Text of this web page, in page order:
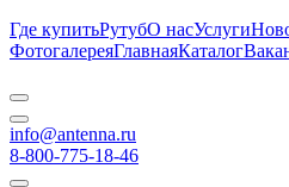
Где купитьРутубО насУслуги
ФотогалереяГлавнаяКаталог
info@antenna.ru
8-800-775-18-46